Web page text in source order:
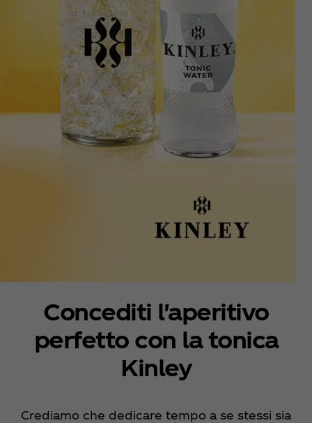
Concediti l'aperitivo
perfetto con la tonica
Kinley
Crediamo che dedicare tempo a se stessi sia